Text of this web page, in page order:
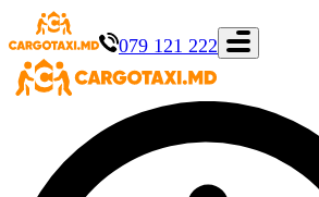
079 121 222